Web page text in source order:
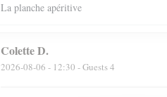
La planche apéritive
ColetteD
2026-08-06 - 12:30 - Guests 4